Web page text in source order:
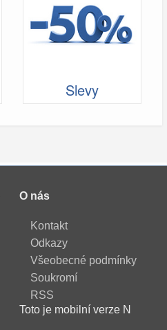
Slevy
O nás
Kontakt
Odkazy
Všeobecné podmínky
Soukromí
RSS
Toto je mobilní verze N